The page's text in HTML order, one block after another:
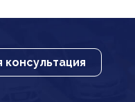
консультация